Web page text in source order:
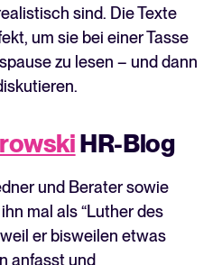
sind. Die Texte
um sie bei einer Tasse
zu lesen – und dann
HR-Blog
und Berater sowie
mal als “Luther des
er bisweilen etwas
anfasst und